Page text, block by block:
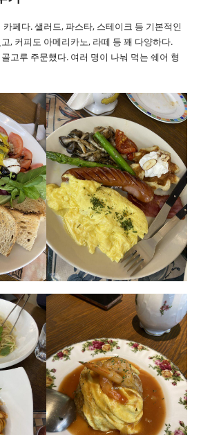
페다. 샐러드, 파스타, 스테이크 등 기본적인
, 커피도 아메리카노, 라떼 등 꽤 다양하다.
고루 주문했다. 여러 명이 나눠 먹는 쉐어 형